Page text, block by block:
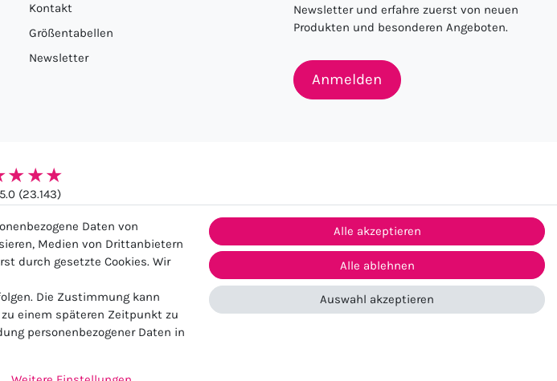
Kontakt
Größentabellen
Newsletter
Newsletter und erfahre zuerst von neuen
Produkten und besonderen Angeboten.
Anmelden
(23.143)
AGB Widerrufs­recht Kontakt
widerrufen
Shop
Daten von
Medien von Drittanbietern
durch gesetzte Cookies. Wir
Die Zustimmung kann
einem späteren Zeitpunkt zu
personenbezogener Daten in
Alle akzeptieren
Alle ablehnen
Auswahl akzeptieren